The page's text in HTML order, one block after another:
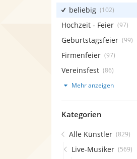
beliebig (102)
Hochzeit - Feier (97)
Geburtstagsfeier (99)
Firmenfeier (97)
Vereinsfest (86)
Mehr anzeigen
Kategorien
Alle Künstler (829)
Live-Musiker (569)